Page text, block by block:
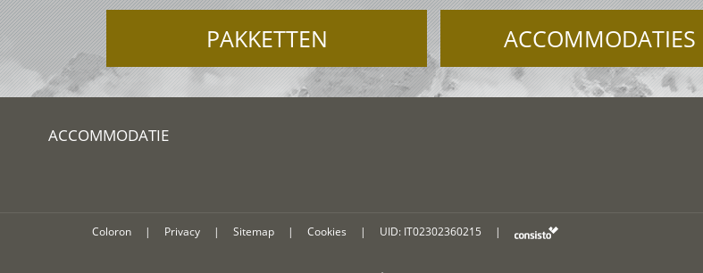
PAKKETTEN ACCOMMODATIES
ACCOMMODATIE
Coloron | Privacy | Sitemap | Cookies | UID: IT02302360215 |